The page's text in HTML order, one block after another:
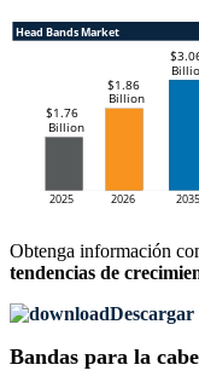
Obtenga información
tendencias de
Bandas para la